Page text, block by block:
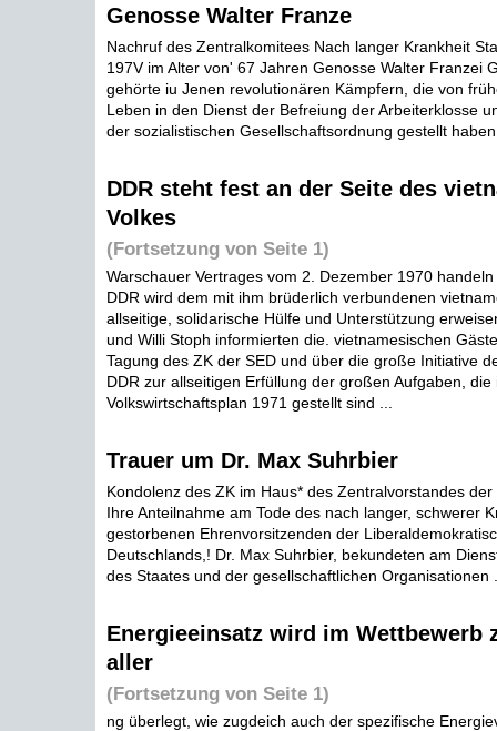
Genosse Walter Franze
Nachruf des Zentralkomitees Nach langer Krankheit
197V im Alter von' 67 Jahren Genosse Walter Franzei
gehörte iu Jenen revolutionären Kämpfern, die von
Leben in den Dienst der Befreiung der Arbeiterklosse
der sozialistischen Gesellschaftsordnung gestellt
DDR steht fest an der Seite des
Volkes
(Fortsetzung von Seite 1)
Warschauer Vertrages vom 2. Dezember 1970
DDR wird dem mit ihm brüderlich verbundenen
allseitige, solidarische Hülfe und Unterstützung
und Willi Stoph informierten die. vietnamesischen
Tagung des ZK der SED und über die große Initiative
DDR zur allseitigen Erfüllung der großen Aufgaben, die
Volkswirtschaftsplan 1971 gestellt sind ...
Trauer um Dr. Max Suhrbier
Kondolenz des ZK im Haus* des Zentralvorstandes der
Ihre Anteilnahme am Tode des nach langer, schwerer
gestorbenen Ehrenvorsitzenden der
Deutschlands,! Dr. Max Suhrbier, bekundeten am
des Staates und der gesellschaftlichen Organisationen
Energieeinsatz wird im Wettbewerb
aller
(Fortsetzung von Seite 1)
ng überlegt, wie zugdeich auch der spezifische